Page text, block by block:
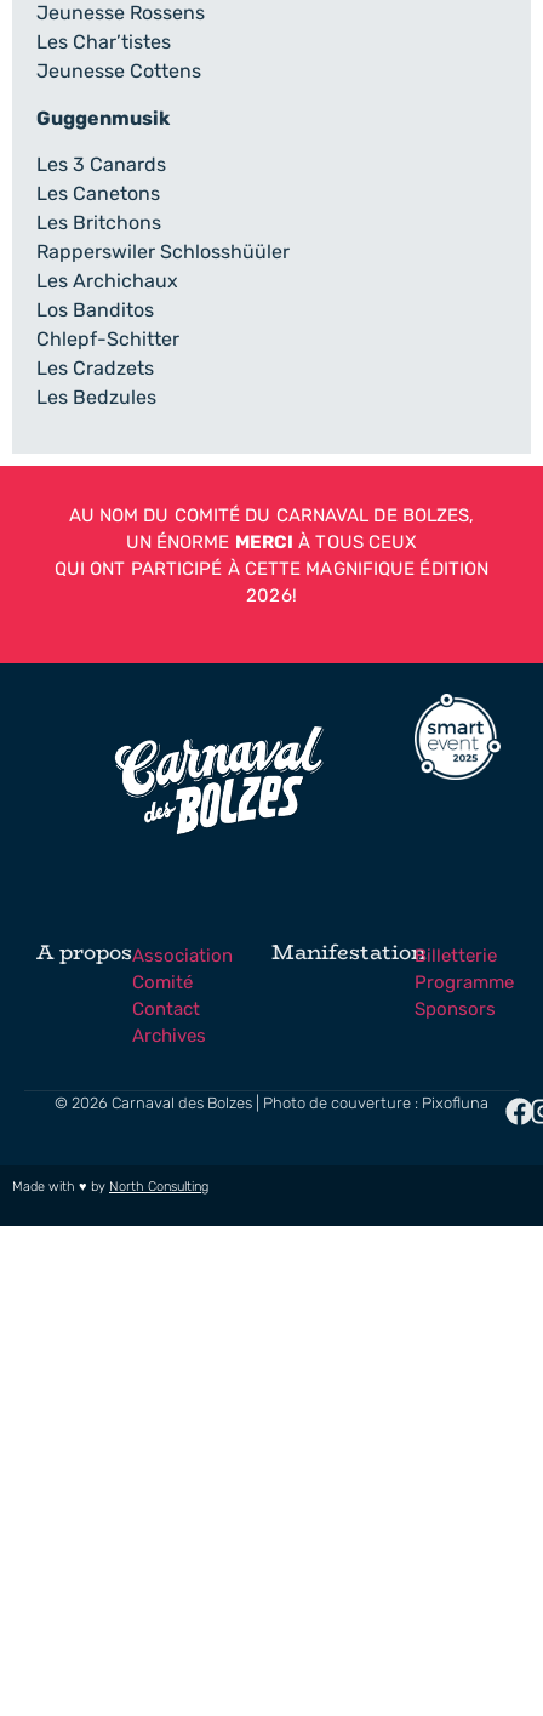
Jeunesse Rossens
Les Char’tistes
Jeunesse Cottens
Guggenmusik
Les 3 Canards
Les Canetons
Les Britchons
Rapperswiler Schlosshüüler
Les Archichaux
Los Banditos
Chlepf-Schitter
Les Cradzets
Les Bedzules
AU NOM DU COMITÉ DU CARNAVAL DE BOLZES,
UN ÉNORME MERCI À TOUS CEUX
QUI ONT PARTICIPÉ À CETTE MAGNIFIQUE ÉDITION
2026!
A proposAssociation
Comité
Contact
Archives
ManifestationBilletterie
Programme
Sponsors
© 2026 Carnaval des Bolzes | Photo de couverture : Pixofluna
Made with ♥ by North Consulting